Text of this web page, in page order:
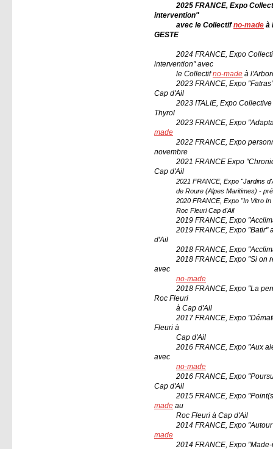
2025 FRANCE, Expo
intervention"
avec le Collectifno-made à
GESTE
2024 FRANCE, Expo
intervention" avec
le Collectifno-made à
2023 FRANCE, Expo
Cap d'Ail
2023 ITALIE, Expo
Thyrol
2023 FRANCE, Expo
made
2022 FRANCE, Expo
novembre
2021 FRANCE Expo
Cap d'Ail
2021 FRANCE, Expo "Jardins
de Roure (Alpes Maritimes) -
2020 FRANCE, Expo "In Vitro
Roc Fleuri Cap d'Ail
2019 FRANCE, Expo
2019 FRANCE, Expo "Batir"
d'Ail
2018 FRANCE, Expo
2018 FRANCE, Expo "Si on
avec
no-made
2018 FRANCE, Expo "La
Roc Fleuri
à Cap d'Ail
2017 FRANCE, Expo
Fleuri à
Cap d'Ail
2016 FRANCE, Expo "Aux
avec
no-made
2016 FRANCE, Expo
Cap d'Ail
2015 FRANCE, Expo
made au
Roc Fleuri à Cap d'Ail
2014 FRANCE, Expo
made
2014 FRANCE, Expo